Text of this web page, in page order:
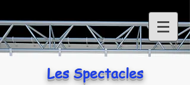
Les Spectacles